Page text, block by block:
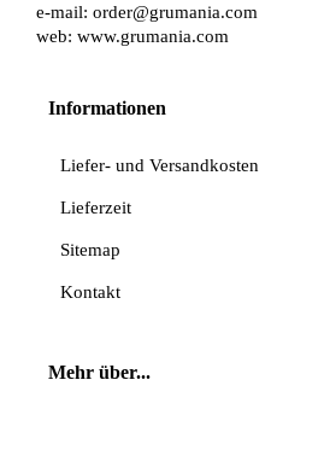
e-mail: order@grumania.com
web: www.grumania.com
Informationen
Liefer- und Versandkosten
Lieferzeit
Sitemap
Kontakt
Mehr über...